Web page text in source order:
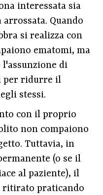
interessata sia
Quando
si realizza con
ematomi, ma
l'assunzione di
per ridurre il
stessi.
con il proprio
non compaiono
Tuttavia, in
(o se il
al paziente), il
ritirato praticando